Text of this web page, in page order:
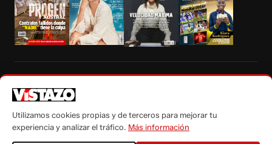
autorización escrita de su titular, de todos los contenidos de Vistazo.com.
Utilizamos cookies propias y de terceros para mejorar tu
experiencia y analizar el tráfico. Más información